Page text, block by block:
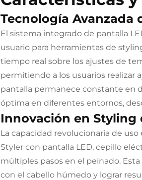
Tecnología Avanzada
El sistema integrado de pantalla
usuario para herramientas de
tiempo real sobre los ajustes de
permitiendo a los usuarios realizar
pantalla permanece constante en
óptima en diferentes entornos,
Innovación en Styling
La capacidad revolucionaria de
Styler con pantalla LED, cepillo
múltiples pasos en el peinado.
con el cabello húmedo y lograr